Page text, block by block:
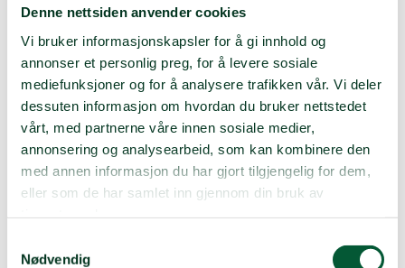
Denne nettsiden anvender cookies
Vi bruker informasjonskapsler for å gi innhold og
annonser et personlig preg, for å levere sosiale
mediefunksjoner og for å analysere trafikken vår. Vi deler
dessuten informasjon om hvordan du bruker nettstedet
vårt, med partnerne våre innen sosiale medier,
annonsering og analysearbeid, som kan kombinere den
med annen informasjon du har gjort tilgjengelig for dem,
eller som de har samlet inn gjennom din bruk av
Nødvendig
Leder Innenlandsavdelingen
MilTev357@npaid.org
Katharina Sandberg
Avdelingsleder Mennesker og teknologi
+47 93026610
KatSan140@npaid.org